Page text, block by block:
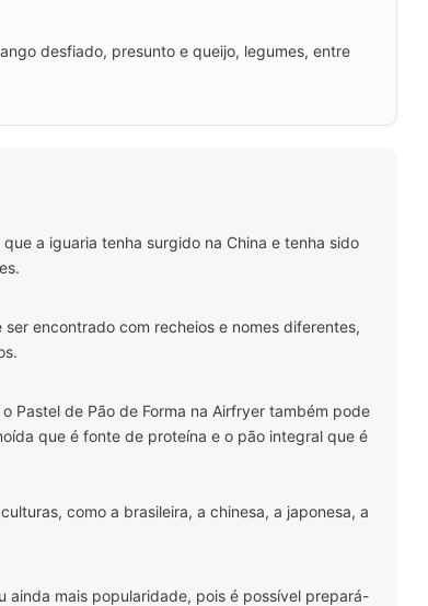
desfiado, presunto e queijo, legumes, entre
a iguaria tenha surgido na China e tenha sido
encontrado com recheios e nomes diferentes,
Pastel de Pão de Forma na Airfryer também pode
que é fonte de proteína e o pão integral que é
como a brasileira, a chinesa, a japonesa, a
ainda mais popularidade, pois é possível prepará-